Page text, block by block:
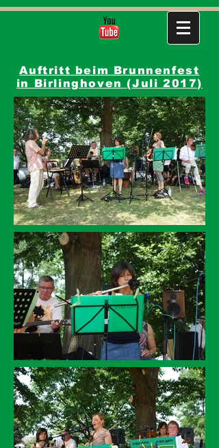
Auftritt beim Brunnenfest
in Birlinghoven (Juli 2017)